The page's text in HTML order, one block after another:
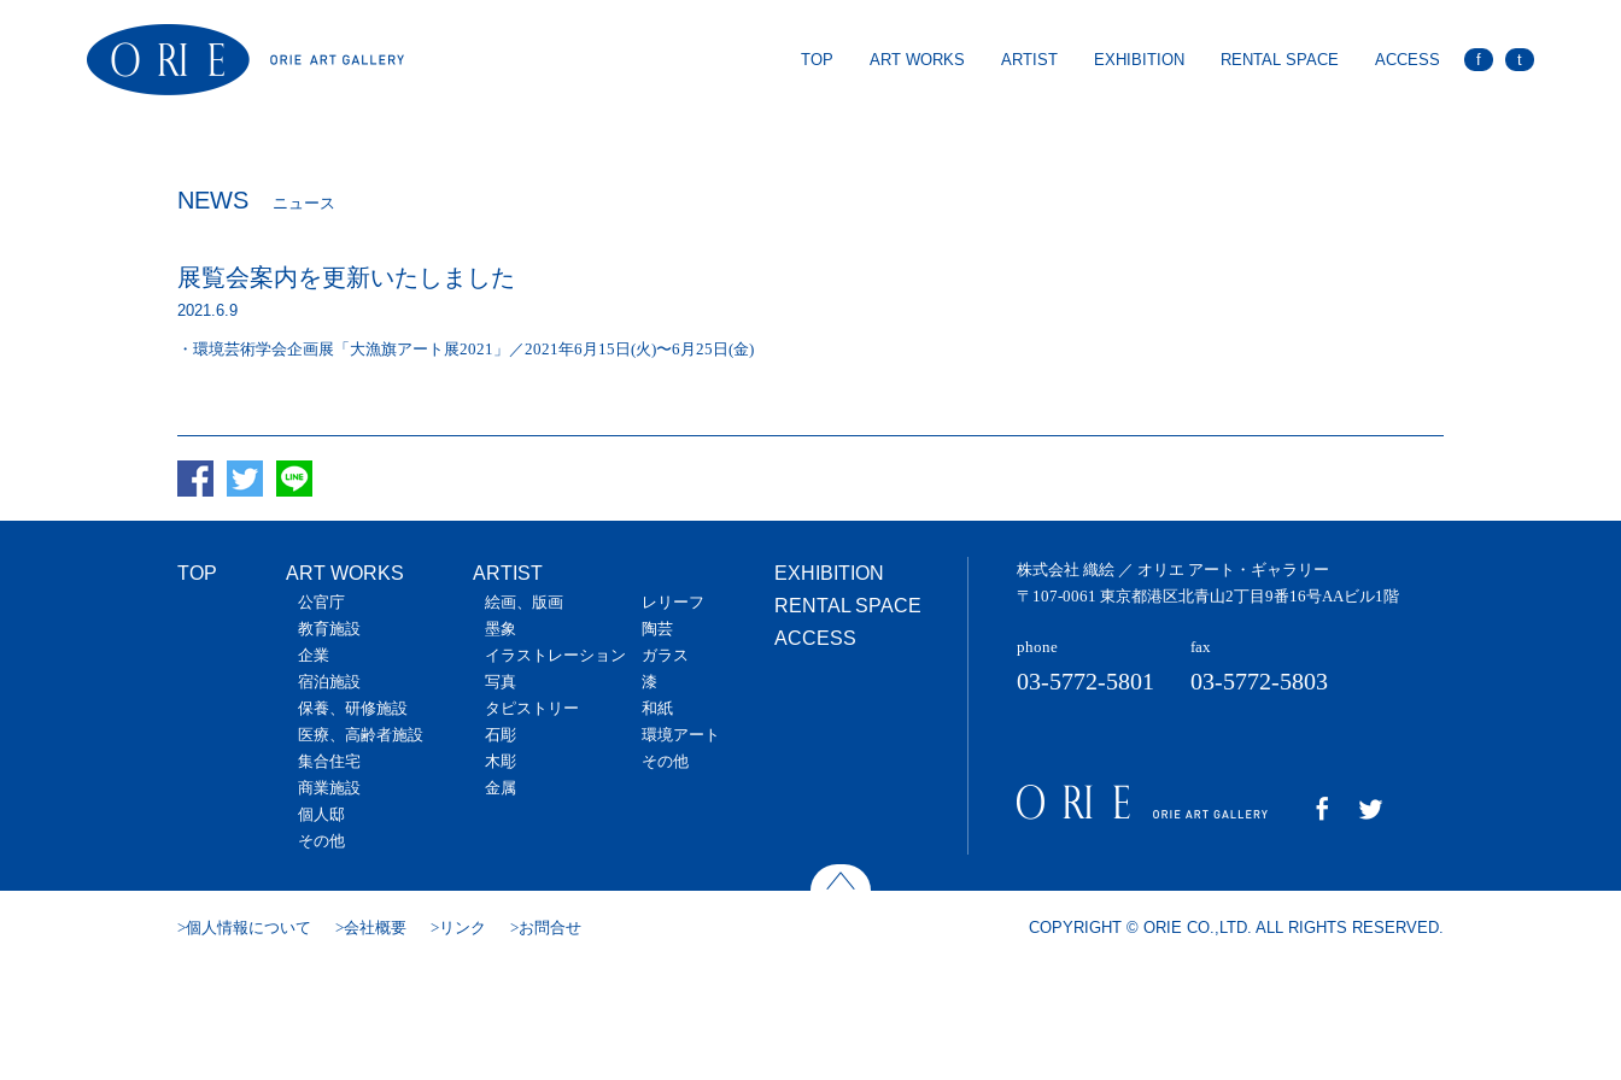
TOP ART WORKS ARTIST EXHIBITION RENTAL SPACE ACCESS f t
NEWS ニュース
展覧会案内を更新いたしました
2021.6.9
・環境芸術学会企画展「大漁旗アート展2021」／2021年6月15日(火)〜6月25日(金)
TOP ART WORKS
公官庁
教育施設
企業
宿泊施設
保養、研修施設
医療、高齢者施設
集合住宅
商業施設
個人邸
その他
ARTIST
絵画、版画
墨象
イラストレーション
写真
タピストリー
石彫
木彫
金属
レリーフ
陶芸
ガラス
漆
和紙
環境アート
その他
EXHIBITION
RENTAL SPACE
ACCESS
株式会社 織絵 ／ オリエ アート・ギャラリー
〒107-0061 東京都港区北青山2丁目9番16号AAビル1階
phone
03-5772-5801
fax
03-5772-5803
個人情報について 会社概要 リンク お問合せ COPYRIGHT © ORIE CO.,LTD. ALL RIGHTS RESERVED.